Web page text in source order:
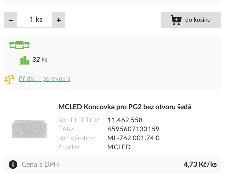
ks do košíku
Přidat k porovnání
32 ks
MCLED Koncovka pro PG2 bez otvoru šedá
Kód ELFETEX
11.462.558
EAN
8595607133159
Kód výrobce
ML-762.001.74.0
Značka
MCLED
Cena s DPH 4,73 Kč/ks